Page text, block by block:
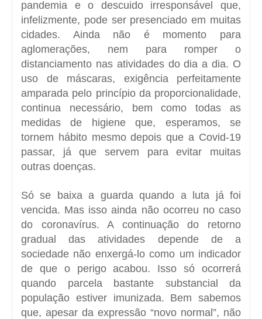
pandemia e o descuido irresponsável que,
infelizmente, pode ser presenciado em muitas
cidades. Ainda não é momento para
aglomerações, nem para romper o
distanciamento nas atividades do dia a dia. O
uso de máscaras, exigência perfeitamente
amparada pelo princípio da proporcionalidade,
continua necessário, bem como todas as
medidas de higiene que, esperamos, se
tornem hábito mesmo depois que a Covid-19
passar, já que servem para evitar muitas
outras doenças.
Só se baixa a guarda quando a luta já foi
vencida. Mas isso ainda não ocorreu no caso
do coronavírus. A continuação do retorno
gradual das atividades depende de a
sociedade não enxergá-lo como um indicador
de que o perigo acabou. Isso só ocorrerá
quando parcela bastante substancial da
população estiver imunizada. Bem sabemos
que, apesar da expressão “novo normal”, não